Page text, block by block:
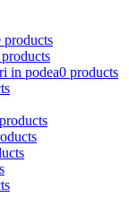
products
in podea0 products